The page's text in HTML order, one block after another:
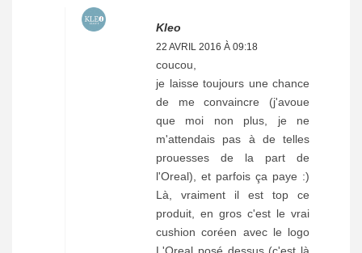
Kleo
22 AVRIL 2016 À 09:18
coucou,
je laisse toujours une chance
de me convaincre (j'avoue
que moi non plus, je ne
m'attendais pas à de telles
prouesses de la part de
l'Oreal), et parfois ça paye :)
Là, vraiment il est top ce
produit, en gros c'est le vrai
cushion coréen avec le logo